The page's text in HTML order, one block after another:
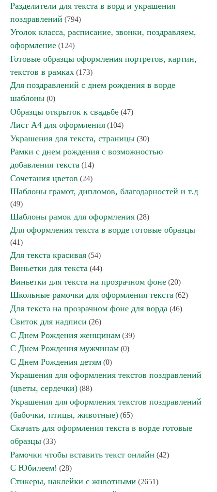
Разделители для текста в ворд и украшения
поздравлений (794)
Уголок класса, расписание, звонки, поздравляем,
оформление (124)
Готовые образцы оформления портретов, картин,
текстов в рамках (173)
Для поздравлений с днем рождения в ворде
шаблоны (0)
Образцы открыток к свадьбе (47)
Лист А4 для оформления (104)
Украшения для текста, страницы (30)
Рамки с днем рождения с возможностью
добавления текста (14)
Сочетания цветов (24)
Шаблоны грамот, дипломов, благодарностей и т.д
(49)
Шаблоны рамок для оформления (28)
Для оформления текста в ворде готовые образцы
(41)
Для текста красивая (54)
Виньетки для текста (44)
Виньетки для текста на прозрачном фоне (20)
Школьные рамочки для оформления текста (62)
Для текста на прозрачном фоне для ворда (46)
Свиток для надписи (26)
С Днем Рождения женщинам (39)
С Днем Рождения мужчинам (0)
С Днем Рождения детям (0)
Украшения для оформления текстов поздравлений
(цветы, сердечки) (88)
Украшения для оформления текстов поздравлений
(бабочки, птицы, животные) (65)
Скачать для оформления текста в ворде готовые
образцы (33)
Рамочки чтобы вставить текст онлайн (42)
С Юбилеем! (28)
Стикеры, наклейки с животными (2651)